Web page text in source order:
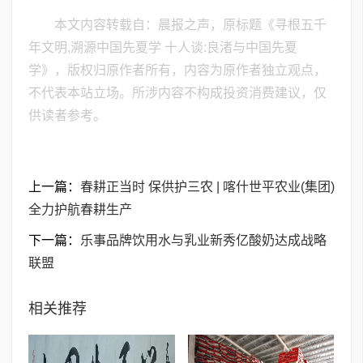
本文内容转载自：晨报之声，原标题《寻根五千
年文明,溯源中国先夏学 十人谈:良渚与中国先夏
学》，版权归原作者所有，内容为原作者独立观点，
不代表本站立场。所涉内容不构成投资消费建议，仅
供读者参考。
上一篇： 春耕正当时 保供护三农 | 喀什世平农业(集团)
全力护航春耕生产
下一篇： 乐事品牌饮用水与乳业新秀亿酸奶达成战略
联盟
相关推荐